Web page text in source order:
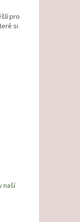
pro
si
naší